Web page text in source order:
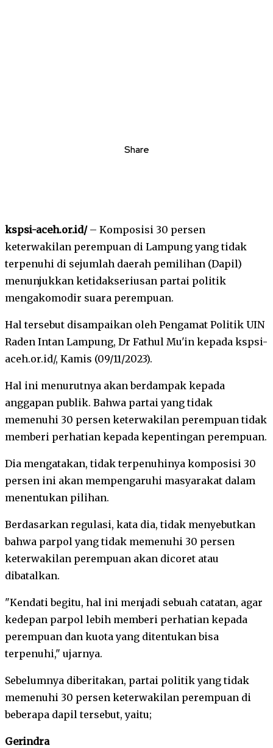
Share
kspsi-aceh.or.id/– Komposisi 30 persen
keterwakilan perempuan di Lampung yang tidak
terpenuhi di sejumlah daerah pemilihan (Dapil)
menunjukkan ketidakseriusan partai politik
mengakomodir suara perempuan.
Hal tersebut disampaikan oleh Pengamat Politik UIN
Raden Intan Lampung, Dr Fathul Mu'in kepada kspsi-
aceh.or.id/, Kamis (09/11/2023).
Hal ini menurutnya akan berdampak kepada
anggapan publik. Bahwa partai yang tidak
memenuhi 30 persen keterwakilan perempuan tidak
memberi perhatian kepada kepentingan perempuan.
Dia mengatakan, tidak terpenuhinya komposisi 30
persen ini akan mempengaruhi masyarakat dalam
menentukan pilihan.
Berdasarkan regulasi, kata dia, tidak menyebutkan
bahwa parpol yang tidak memenuhi 30 persen
keterwakilan perempuan akan dicoret atau
dibatalkan.
"Kendati begitu, hal ini menjadi sebuah catatan, agar
kedepan parpol lebih memberi perhatian kepada
perempuan dan kuota yang ditentukan bisa
terpenuhi," ujarnya.
Sebelumnya diberitakan, partai politik yang tidak
memenuhi 30 persen keterwakilan perempuan di
beberapa dapil tersebut, yaitu;
Gerindra